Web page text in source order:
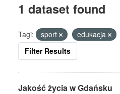
1 dataset found
Tagi: sport edukacja
Filter Results
Jakość życia w Gdańsku